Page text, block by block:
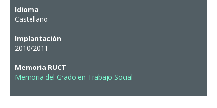
Idioma
Castellano
Implantación
2010/2011
Memoria RUCT
Memoria del Grado en Trabajo Social